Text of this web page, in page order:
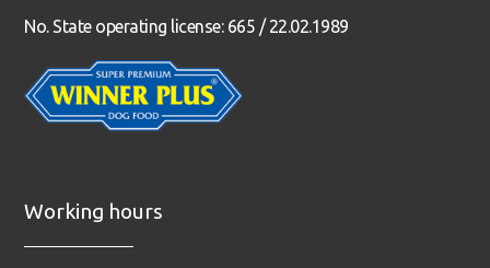
No. State operating license: 665 / 22.02.1989
Working hours